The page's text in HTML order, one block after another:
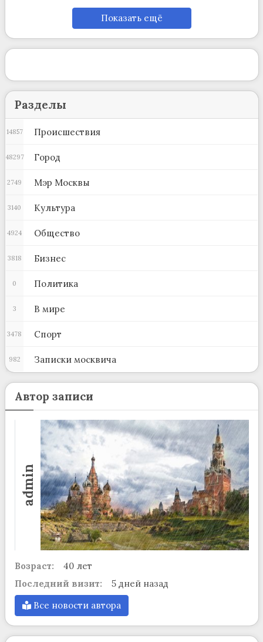
Показать ещё
Разделы
Происшествия
14857
Город
48297
Мэр Москвы
2749
Культура
3140
Общество
4924
Бизнес
3818
Политика
0
В мире
3
Спорт
3478
Записки москвича
982
Автор записи
admin
Возраст:
40 лет
Последний визит:
5 дней назад
Все новости автора